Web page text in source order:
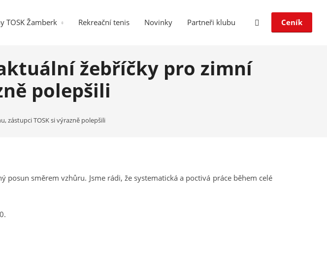
TOSK Žamberk Rekreační tenis Novinky Partneři klubu Ceník
žebříčky pro zimní
polepšili
zástupci TOSK si výrazně polepšili
směrem vzhůru. Jsme rádi, že systematická a poctivá práce během celé